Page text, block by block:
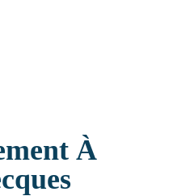
À